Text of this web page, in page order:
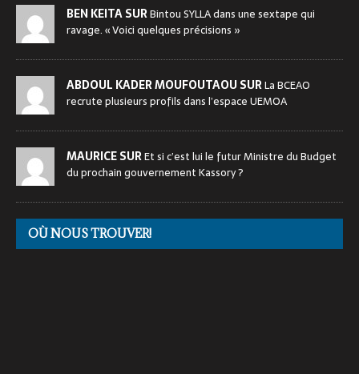
BEN KEITA SURBintou SYLLA dans une sextape qui
ravage. « Voici quelques précisions »
ABDOUL KADER MOUFOUTAOU SURLa BCEAO
recrute plusieurs profils dans l’espace UEMOA
MAURICE SUREt si c’est lui le futur Ministre du Budget
du prochain gouvernement Kassory ?
OÙ NOUS TROUVER!